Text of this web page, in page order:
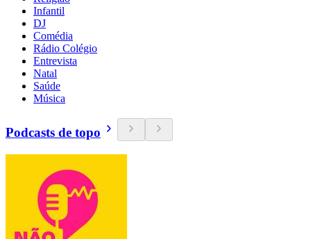
Infantil
DJ
Comédia
Rádio Colégio
Entrevista
Natal
Saúde
Música
Podcasts de topo